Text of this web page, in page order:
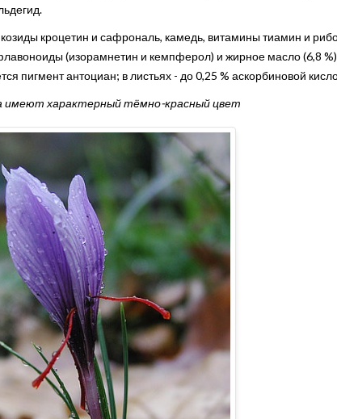
кроцетин и сафрональ, камедь, витамины тиамин и
(изорамнетин и кемпферол) и жирное масло (6,8
пигмент антоциан; в листьях - до 0,25 % аскорбиновой
имеют характерный тёмно-красный цвет